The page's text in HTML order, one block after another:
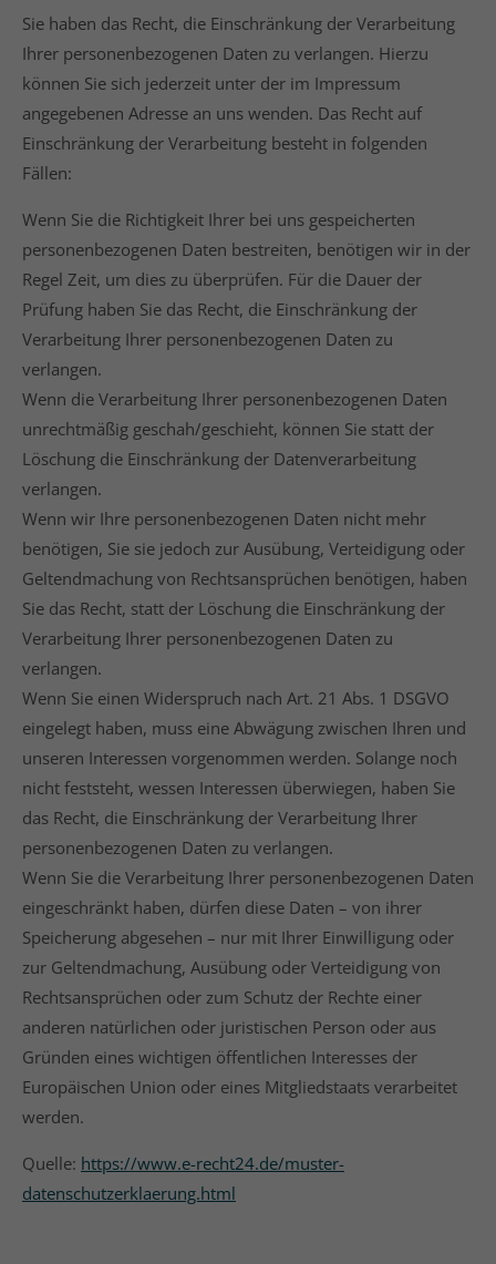
Sie haben das Recht, die Einschränkung der Verarbeitung
Ihrer personenbezogenen Daten zu verlangen. Hierzu
können Sie sich jederzeit unter der im Impressum
angegebenen Adresse an uns wenden. Das Recht auf
Einschränkung der Verarbeitung besteht in folgenden
Fällen:
Wenn Sie die Richtigkeit Ihrer bei uns gespeicherten
personenbezogenen Daten bestreiten, benötigen wir in der
Regel Zeit, um dies zu überprüfen. Für die Dauer der
Prüfung haben Sie das Recht, die Einschränkung der
Verarbeitung Ihrer personenbezogenen Daten zu
verlangen.
Wenn die Verarbeitung Ihrer personenbezogenen Daten
unrechtmäßig geschah/geschieht, können Sie statt der
Löschung die Einschränkung der Datenverarbeitung
verlangen.
Wenn wir Ihre personenbezogenen Daten nicht mehr
benötigen, Sie sie jedoch zur Ausübung, Verteidigung oder
Geltendmachung von Rechtsansprüchen benötigen, haben
Sie das Recht, statt der Löschung die Einschränkung der
Verarbeitung Ihrer personenbezogenen Daten zu
verlangen.
Wenn Sie einen Widerspruch nach Art. 21 Abs. 1 DSGVO
eingelegt haben, muss eine Abwägung zwischen Ihren und
unseren Interessen vorgenommen werden. Solange noch
nicht feststeht, wessen Interessen überwiegen, haben Sie
das Recht, die Einschränkung der Verarbeitung Ihrer
personenbezogenen Daten zu verlangen.
Wenn Sie die Verarbeitung Ihrer personenbezogenen Daten
eingeschränkt haben, dürfen diese Daten – von ihrer
Speicherung abgesehen – nur mit Ihrer Einwilligung oder
zur Geltendmachung, Ausübung oder Verteidigung von
Rechtsansprüchen oder zum Schutz der Rechte einer
anderen natürlichen oder juristischen Person oder aus
Gründen eines wichtigen öffentlichen Interesses der
Europäischen Union oder eines Mitgliedstaats verarbeitet
werden.
Quelle: https://www.e-recht24.de/muster-
datenschutzerklaerung.html